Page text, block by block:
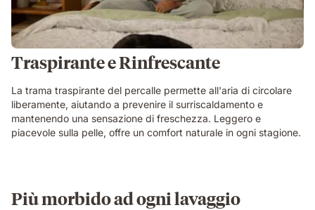
Traspirante e Rinfrescante
La trama traspirante del percalle permette all'aria di circolare
liberamente, aiutando a prevenire il surriscaldamento e
mantenendo una sensazione di freschezza. Leggero e
piacevole sulla pelle, offre un comfort naturale in ogni stagione.
Più morbido ad ogni lavaggio